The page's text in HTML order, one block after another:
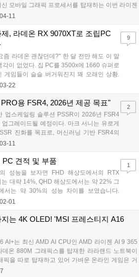
모바일 그래픽 프로세서를 탑재하는 이번 라이젠
대성은 물론, 데스크톱 수준의 성능을 원하는 게이
04-11
, 라데온 RX 9070XT로 조립PC
즘 라데온 괜찮던데?" 한 달 전만 해도 이 말
각이 없었다. 집 PC를 3500x에 1660 슈퍼로
게임들이 슬슬 버거워진지 꽤 오래인 상황.
해, 버티는 거다!"라고 거의 코인채굴 감독
03-22
9
용 FSR4, 2026년 제공 목표"
업스케일링 솔루션 PSSR이 2026년 FSR4
그레이드될 예정이다. 마크 서니는 유로게
진화를 목표로, 머신러닝 기반 FSR4의
찬했다. PS5 PRO GPU 아키텍처 문제로
....
03-11
2
PC 견적 및 부품
성능을 보자면 FHD 해상도에서의 RTX
대략 14%, QHD 해상도에서는 약 22% 그
서는 약 30%의 성능 차이를 보였습니다.
리 용량, 메모리 버스, 대역폭 등 모든 부분
정도 소폭 높아졌습니다....
02-01
1
는 4K OLED! 'MSI 프레스티지 A16
AI+는 최신 AMD AI CPU인 AMD 라이젠 AI 9 365
데온 880M 그래픽스를 탑재한 라라랜드 노트북이
픽을 따로 탑재하고 있어 가벼운 온라인 게임은 거
북에서는 좀 버거운 오버워치 2 등의 경쟁 게임은